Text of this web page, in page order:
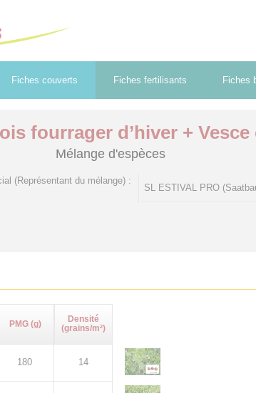
Fiches couverts Fiches fertilisants Fiches
fourrager d’hiver + Vesce
Mélange d'espèces
(Représentant du mélange) :
SL ESTIVAL PRO
PMG (g)
Densité
(grains/m²)
180 14